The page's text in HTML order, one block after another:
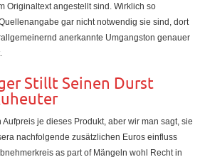
Originaltext angestellt sind. Wirklich so
gar nicht notwendig sie sind, dort
anerkannte Umgangston genauer
Stillt Seinen Durst
je dieses Produkt, aber wir man sagt, sie
nachfolgende zusätzlichen Euros einfluss
as part of Mängeln wohl Recht in